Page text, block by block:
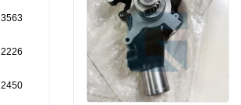
3563
2226
2450